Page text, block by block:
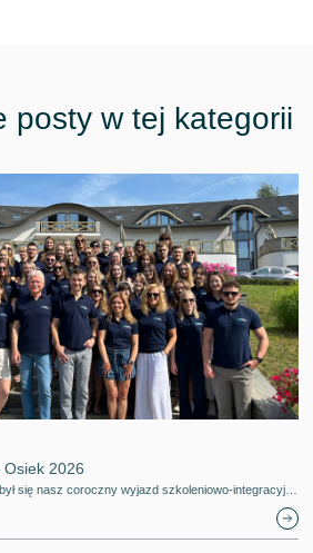
posty w tej kategorii
2026
się nasz coroczny wyjazd szkoleniowo-integracyj…